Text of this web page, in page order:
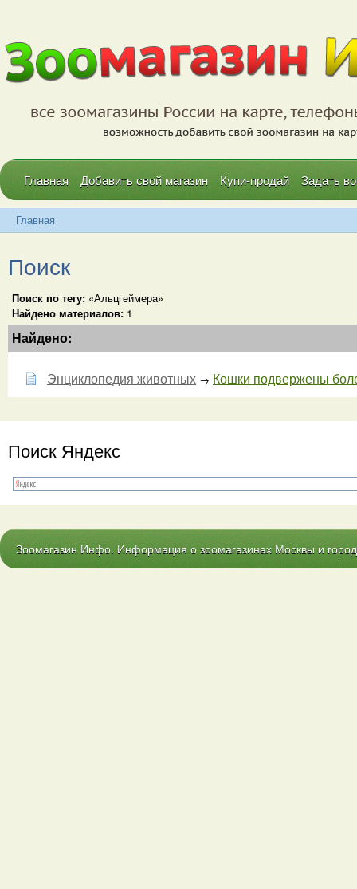
Главная Добавить свой магазин Купи-продай Задать
Главная
Поиск
Поиск по тегу: «Альцгеймера»
Найдено материалов: 1
Найдено:
Энциклопедия животных → Кошки подвержены
Поиск Яндекс
Зоомагазин Инфо. Информация о зоомагазинах Москвы и